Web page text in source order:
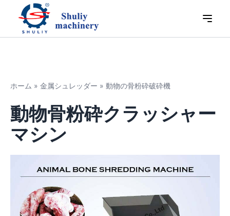
ホーム » 金属シュレッダー » 動物の骨粉砕破砕機
動物骨粉砕クラッシャー
マシン